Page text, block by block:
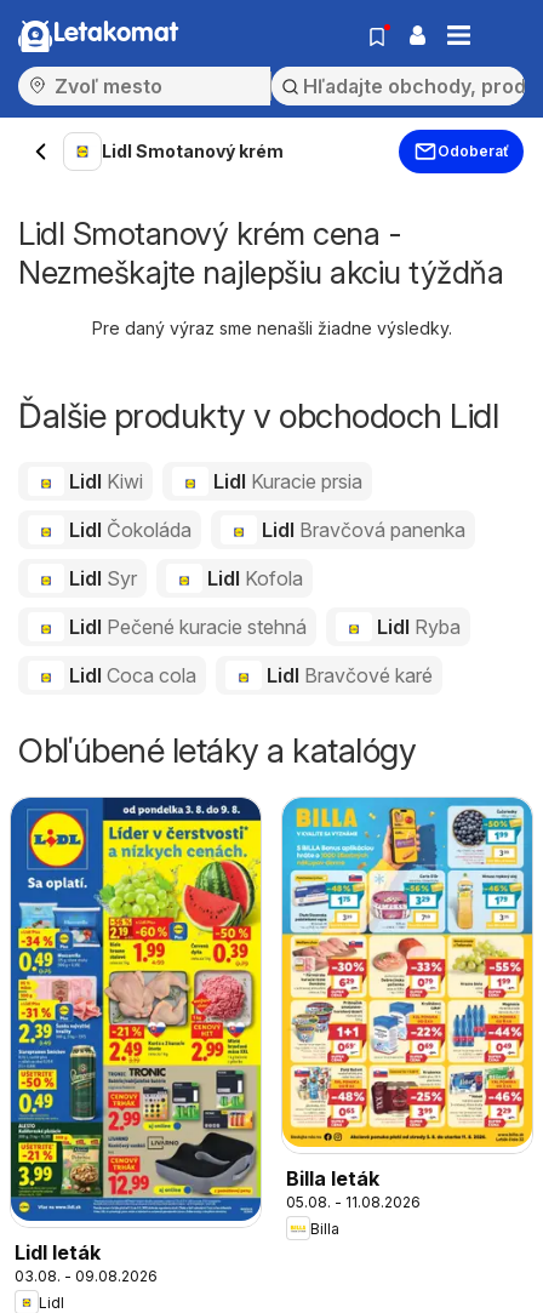
Letakomat
Lidl Smotanový krém Odoberať
Lidl Smotanový krém cena -
Nezmeškajte najlepšiu akciu týždňa
Pre daný výraz sme nenašli žiadne výsledky.
Ďalšie produkty v obchodoch Lidl
Lidl Kiwi Lidl Kuracie prsia
Lidl Čokoláda Lidl Bravčová panenka
Lidl Syr Lidl Kofola
Lidl Pečené kuracie stehná Lidl Ryba
Lidl Coca cola Lidl Bravčové karé
Obľúbené letáky a katalógy
Lidl leták
03.08. - 09.08.2026
Lidl
Billa leták
05.08. - 11.08.2026
Billa